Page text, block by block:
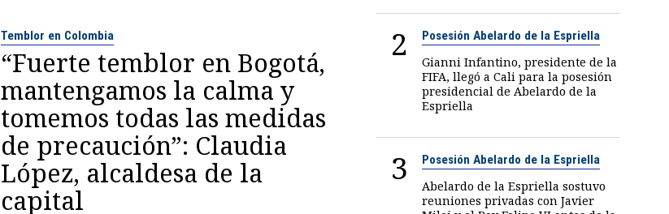
Temblor en Colombia
“Fuerte temblor en Bogotá,
mantengamos la calma y
tomemos todas las medidas
de precaución”: Claudia
López, alcaldesa de la
capital
2 Posesión Abelardo de la Espriella
Gianni Infantino, presidente de la
FIFA, llegó a Cali para la posesión
presidencial de Abelardo de la
Espriella
3 Posesión Abelardo de la Espriella
Abelardo de la Espriella sostuvo
reuniones privadas con Javier